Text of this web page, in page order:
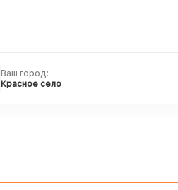
Ваш город:
Красное село